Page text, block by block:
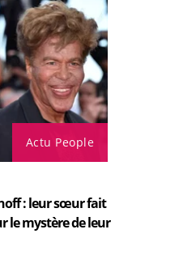
Actu People
: leur sœur fait
le mystère de leur